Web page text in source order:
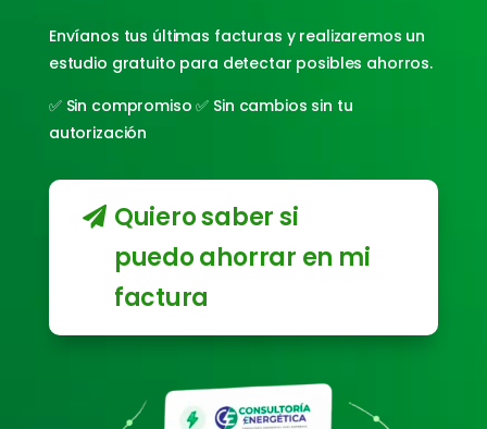
Envíanos tus últimas facturas y realizaremos un
estudio gratuito para detectar posibles ahorros.
✅ Sin compromiso ✅ Sin cambios sin tu
autorización
Quiero saber si
puedo ahorrar en mi
factura